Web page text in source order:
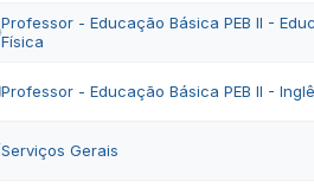
Professor - Educação Básica PEB II -
Física
Professor - Educação Básica PEB II -
Serviços Gerais